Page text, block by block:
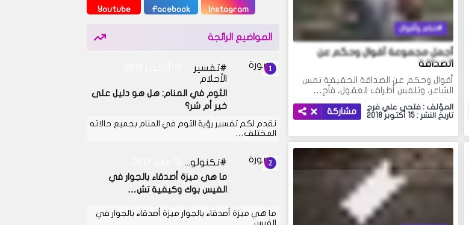
حكم وأقوال
أجمل مجموعة أقوال وحكم عن
الصداقة
أقوال وحكم عن الصداقة الحقيقة تمس
الشاعر، وتلمس أطراف العقول، فأح…
المؤلف : فتحي علي فرج
تاريخ النشر : 15 أكتوبر 2018
مشاركة
Instagram
Facebook
Youtube
المواضيع الرائجة
تفسير
الأحلام
الثوم في المنام: هل هو دليل على
خير أم شر؟
نقدم لكم تفسير رؤية الثوم في المنام بجميع حالاته
المختلف…
تكنولوجيا
ما هي ميزة أصدقاء بالجوار في
الفيس بوك وكيفية تش…
ما هي ميزة أصدقاء بالجوار ميزة أصدقاء بالجوار في
الفيس…